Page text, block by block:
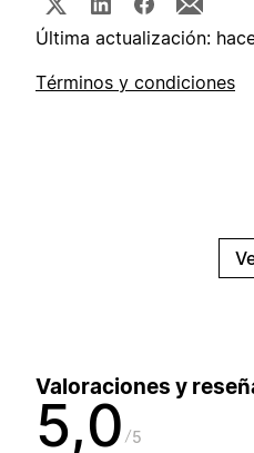
Última actualización:
Términos y condiciones
Valoraciones y
5,0 5